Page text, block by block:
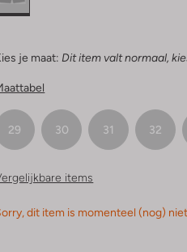
je maat: Dit item valt normaal,
29 30 31 32
items
dit item is momenteel (nog)